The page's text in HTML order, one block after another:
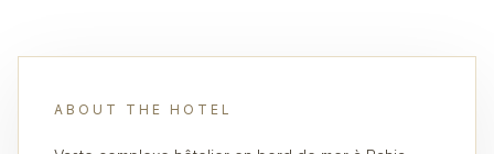
ABOUT THE HOTEL